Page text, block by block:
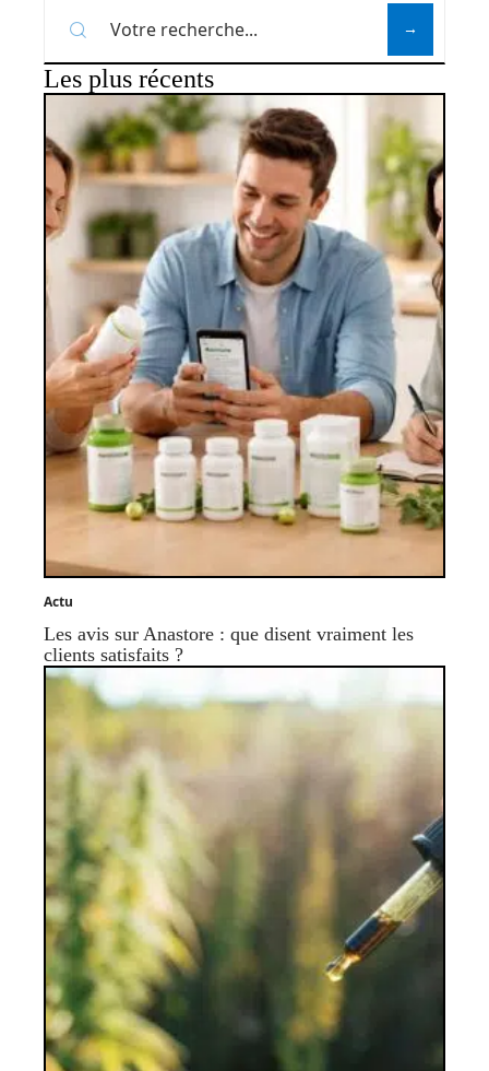
Les plus récents
Actu
Les avis sur Anastore : que disent vraiment les
clients satisfaits ?